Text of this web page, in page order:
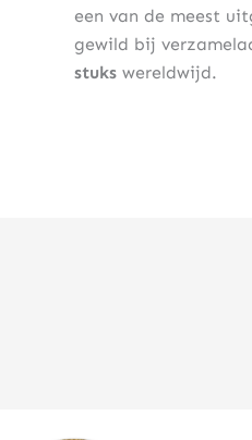
een van de meest
gewild bij
stuks wereldwijd.